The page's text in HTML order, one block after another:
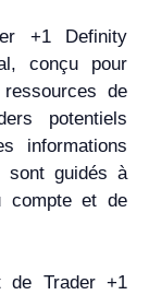
+1 Definity
conçu pour
de
potentiels
informations
sont guidés à
compte et de
de Trader +1